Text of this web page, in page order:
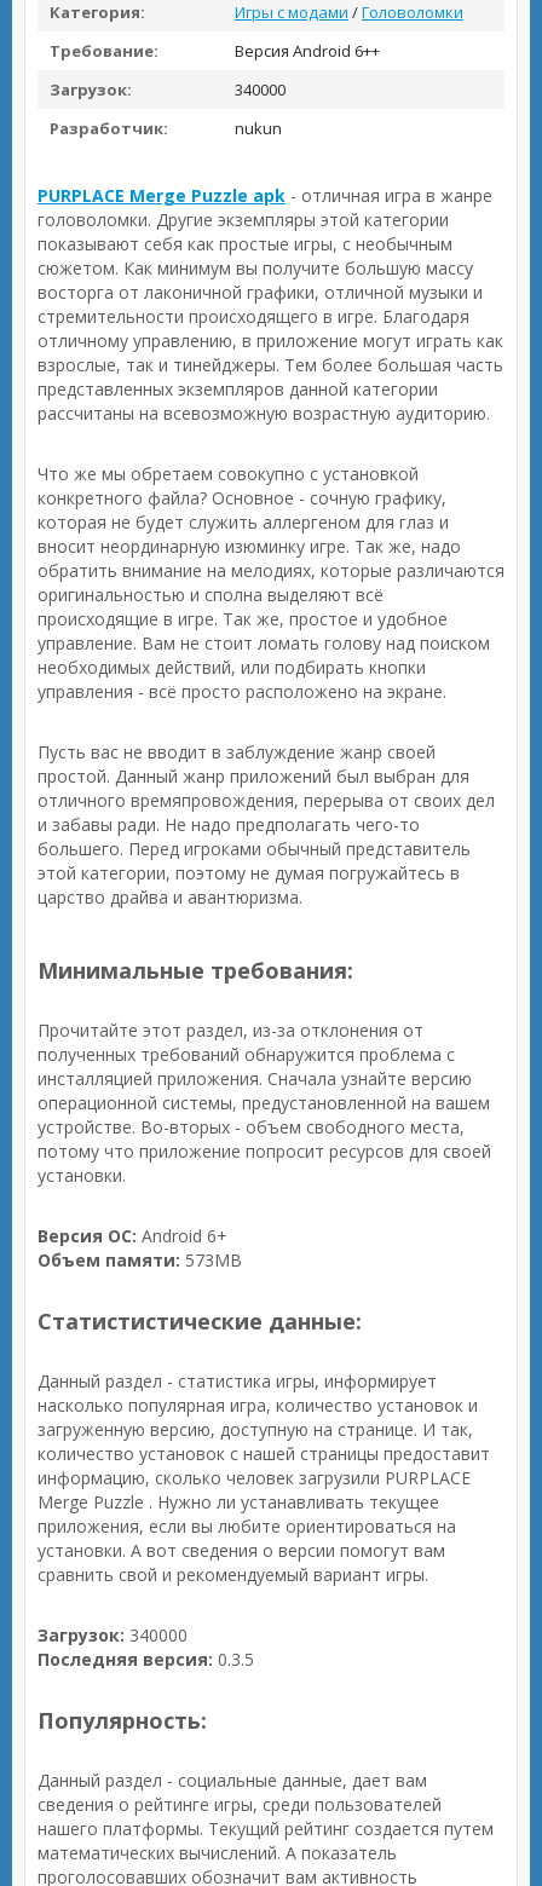
Категория:
Игры с модами /Головоломки
Требование:
Версия Android 6++
Загрузок:
340000
Разработчик:
nukun
PURPLACE Merge Puzzle apk - отличная игра в жанре
головоломки. Другие экземпляры этой категории
показывают себя как простые игры, с необычным
сюжетом. Как минимум вы получите большую массу
восторга от лаконичной графики, отличной музыки и
стремительности происходящего в игре. Благодаря
отличному управлению, в приложение могут играть как
взрослые, так и тинейджеры. Тем более большая часть
представленных экземпляров данной категории
рассчитаны на всевозможную возрастную аудиторию.
Что же мы обретаем совокупно с установкой
конкретного файла? Основное - сочную графику,
которая не будет служить аллергеном для глаз и
вносит неординарную изюминку игре. Так же, надо
обратить внимание на мелодиях, которые различаются
оригинальностью и сполна выделяют всё
происходящие в игре. Так же, простое и удобное
управление. Вам не стоит ломать голову над поиском
необходимых действий, или подбирать кнопки
управления - всё просто расположено на экране.
Пусть вас не вводит в заблуждение жанр своей
простой. Данный жанр приложений был выбран для
отличного времяпровождения, перерыва от своих дел
и забавы ради. Не надо предполагать чего-то
большего. Перед игроками обычный представитель
этой категории, поэтому не думая погружайтесь в
царство драйва и авантюризма.
Минимальные требования:
Прочитайте этот раздел, из-за отклонения от
полученных требований обнаружится проблема с
инсталляцией приложения. Сначала узнайте версию
операционной системы, предустановленной на вашем
устройстве. Во-вторых - объем свободного места,
потому что приложение попросит ресурсов для своей
установки.
Версия ОС: Android 6+
Объем памяти: 573MB
Статистистические данные:
Данный раздел - статистика игры, информирует
насколько популярная игра, количество установок и
загруженную версию, доступную на странице. И так,
количество установок с нашей страницы предоставит
информацию, сколько человек загрузили PURPLACE
Merge Puzzle . Нужно ли устанавливать текущее
приложения, если вы любите ориентироваться на
установки. А вот сведения о версии помогут вам
сравнить свой и рекомендуемый вариант игры.
Загрузок: 340000
Последняя версия: 0.3.5
Популярность:
Данный раздел - социальные данные, дает вам
сведения о рейтинге игры, среди пользователей
нашего платформы. Текущий рейтинг создается путем
математических вычислений. А показатель
проголосовавших обозначит вам активность